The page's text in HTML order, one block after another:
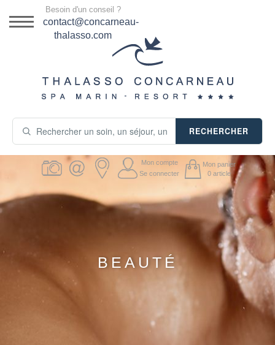
DESTINATION
SÉJOURS THALASSO
PRODUITS COSMÉTIQUES
GUIDE CADEAUX
Besoin d'un conseil ?
contact@concarneau-
thalasso.com
RECHERCHER
Mon compte
Se connecter
Mon panier
0 article
BEAUTÉ